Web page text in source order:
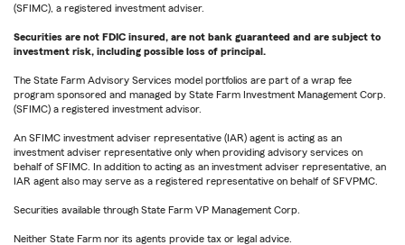
(SFIMC), a registered investment adviser.
Securities are not FDIC insured, are not bank guaranteed and are subject to
investment risk, including possible loss of principal.
The State Farm Advisory Services model portfolios are part of a wrap fee
program sponsored and managed by State Farm Investment Management Corp.
(SFIMC) a registered investment advisor.
An SFIMC investment adviser representative (IAR) agent is acting as an
investment adviser representative only when providing advisory services on
behalf of SFIMC. In addition to acting as an investment adviser representative, an
IAR agent also may serve as a registered representative on behalf of SFVPMC.
Securities available through State Farm VP Management Corp.
Neither State Farm nor its agents provide tax or legal advice.